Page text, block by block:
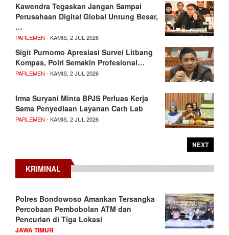
Kawendra Tegaskan Jangan Sampai
Perusahaan Digital Global Untung Besar,
…
PARLEMEN - KAMIS, 2 JUL 2026
Sigit Purnomo Apresiasi Survei Litbang
Kompas, Polri Semakin Profesional…
PARLEMEN - KAMIS, 2 JUL 2026
Irma Suryani Minta BPJS Perluas Kerja
Sama Penyediaan Layanan Cath Lab
PARLEMEN - KAMIS, 2 JUL 2026
NEXT
KRIMINAL
Polres Bondowoso Amankan Tersangka
Percobaan Pembobolan ATM dan
Pencurian di Tiga Lokasi
JAWA TIMUR